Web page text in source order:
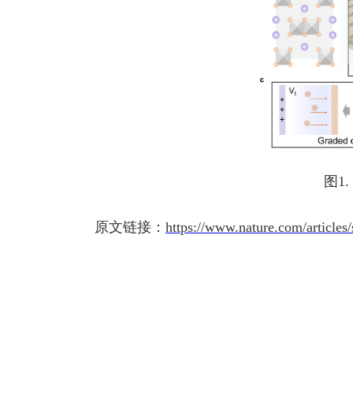
图 1.
原文链接： https://www.nature.com/